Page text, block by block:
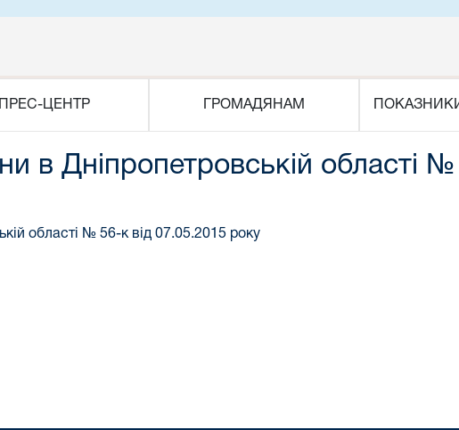
ПРЕС-ЦЕНТР ГРОМАДЯНАМ
в Дніпропетровській області
області № 56-к від 07.05.2015 року